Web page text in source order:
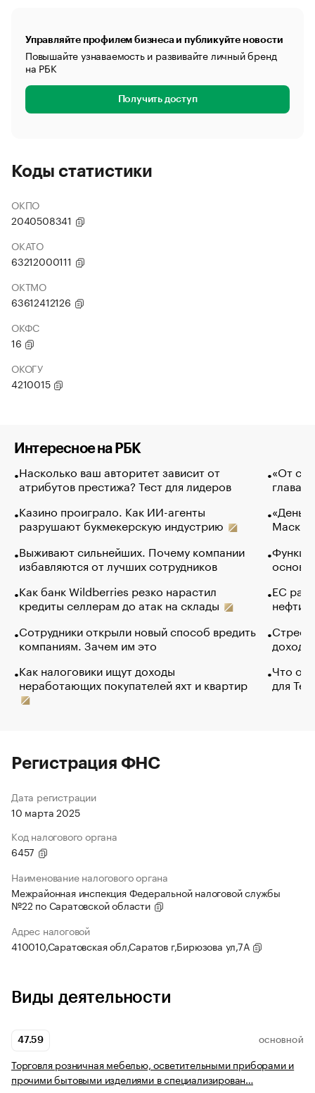
Управляйте профилем бизнеса и публикуйте новости
Повышайте узнаваемость и развивайте личный бренд
на РБК
Получить доступ
Коды статистики
ОКПО
2040508341
ОКАТО
63212000111
ОКТМО
63612412126
ОКФС
16
ОКОГУ
4210015
Интересное на РБК
Насколько ваш авторитет зависит от
атрибутов престижа? Тест для лидеров
Казино проиграло. Как ИИ-агенты
разрушают букмекерскую индустрию
Выживают сильнейших. Почему компании
избавляются от лучших сотрудников
Как банк Wildberries резко нарастил
кредиты селлерам до атак на склады
Сотрудники открыли новый способ вредить
компаниям. Зачем им это
Как налоговики ищут доходы
неработающих покупателей яхт и квартир
«От
глава
Маск в
основ
ЕС
нефти
Что
для
Регистрация ФНС
Дата регистрации
10 марта 2025
Код налогового органа
6457
Наименование налогового органа
Межрайонная инспекция Федеральной налоговой службы
№22 по Саратовской области
Адрес налоговой
410010,Саратовская обл,Саратов г,Бирюзова ул,7А
Виды деятельности
47.59 ОСНОВНОЙ
Торговля розничная мебелью, осветительными приборами и
прочими бытовыми изделиями в специализирован…